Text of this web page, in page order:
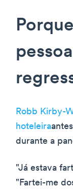
Robb Kirby-
hoteleira
durante a
"Já estava
"Fartei-me